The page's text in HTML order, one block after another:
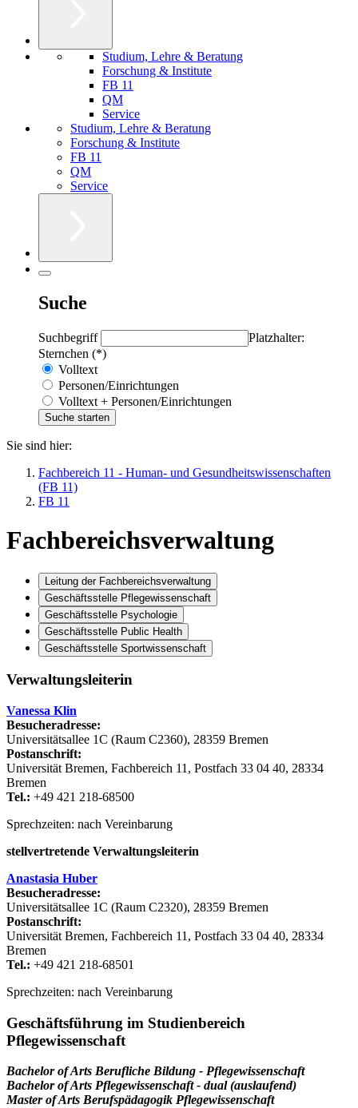
Studium, Lehre & Beratung
Forschung & Institute
FB 11
QM
Service
Studium, Lehre & Beratung
Forschung & Institute
FB 11
QM
Service
Suche
Suchbegriff
Platzhalter:
Sternchen (*)
Volltext
Personen/Einrichtungen
Volltext + Personen/Einrichtungen
Sie sind hier:
Fachbereich 11 - Human- und Gesundheitswissenschaften
(FB 11)
FB 11
Fachbereichsverwaltung
Leitung der Fachbereichsverwaltung
Geschäftsstelle Pflegewissenschaft
Geschäftsstelle Psychologie
Geschäftsstelle Public Health
Geschäftsstelle Sportwissenschaft
Verwaltungsleiterin
Vanessa Klin
Besucheradresse:
Universitätsallee 1C (Raum C2360), 28359 Bremen
Postanschrift:
Universität Bremen, Fachbereich 11, Postfach 33 04 40, 28334
Bremen
Tel.: +49 421 218-68500
Sprechzeiten: nach Vereinbarung
stellvertretende Verwaltungsleiterin
Anastasia Huber
Besucheradresse:
Universitätsallee 1C (Raum C2320), 28359 Bremen
Postanschrift:
Universität Bremen, Fachbereich 11, Postfach 33 04 40, 28334
Bremen
Tel.: +49 421 218-68501
Sprechzeiten: nach Vereinbarung
Geschäftsführung im Studienbereich
Pflegewissenschaft
Bachelor of Arts Berufliche Bildung - Pflegewissenschaft
Bachelor of Arts Pflegewissenschaft - dual (auslaufend)
Master of Arts Berufspädagogik Pflegewissenschaft